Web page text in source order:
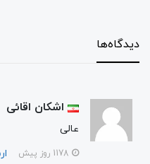
دیدگاه‌ها
اشکان اقائی
عالی